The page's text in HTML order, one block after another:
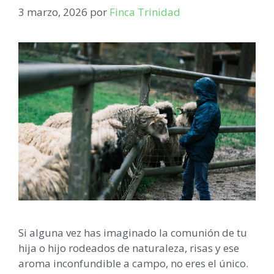
3 marzo, 2026 por Finca Trinidad
Si alguna vez has imaginado la comunión de tu
hija o hijo rodeados de naturaleza, risas y ese
aroma inconfundible a campo, no eres el único.